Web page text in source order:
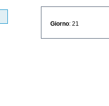
Giorno : 21